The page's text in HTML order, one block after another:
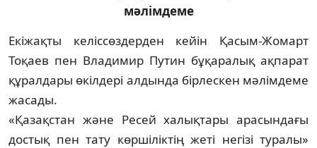
мәлімдеме
Екіжақты келіссөздерден кейін Қасым-Жомарт
Тоқаев пен Владимир Путин бұ­қа­ра­лық ақпарат
құралдары өкілдері алдында бірлескен мәлімдеме
жасады.
«Қазақстан және Ресей халықтары ара­сын­дағы
достық пен тату көршіліктің жеті не­гізі туралы»